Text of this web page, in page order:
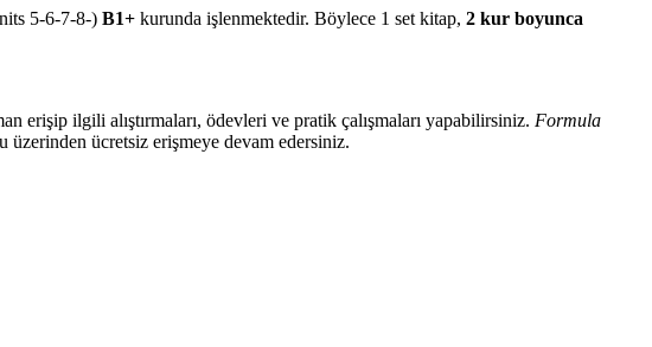
5-6-7-8-) B1+ kurunda işlenmektedir. Böylece 1 set kitap, 2 kur boyunca
erişip ilgili alıştırmaları, ödevleri ve pratik çalışmaları yapabilirsiniz. Formula
üzerinden ücretsiz erişmeye devam edersiniz.